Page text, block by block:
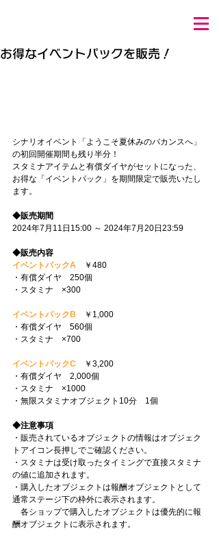
お得なイベントパックを販売！
シナリオイベント「ようこそ夏休みのバカンスへ」
の初回開催期間も残り半分！
スタミナアイテムと有償ダイヤがセットになった、
お得な「イベントパック」を期間限定で販売いたし
ます。
◆販売期間
2024年7月11日15:00 ～ 2024年7月20日23:59
◆販売内容
イベントパックA ￥480
・有償ダイヤ　250個
・スタミナ　×300
イベントパックB ￥1,000
・有償ダイヤ　560個
・スタミナ　×700
イベントパックC ￥3,200
・有償ダイヤ　2,000個
・スタミナ　×1000
・無限スタミナオブジェクト10分　1個
◆注意事項
・販売されているオブジェクトの情報はオブジェク
トアイコン長押しでご確認ください。
・スタミナは受け取ったタイミングで直接スタミナ
の値に追加されます。
・購入したオブジェクトは報酬オブジェクトとして
通常ステージ下の枠外に表示されます。
各ショップで購入したオブジェクトは優先的に報
酬オブジェクトに表示されます。